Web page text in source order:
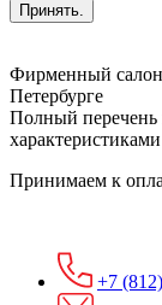
Принять.
Фирменный
Петербурге
Полный перечень
Принимаем к
+7